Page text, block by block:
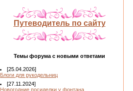
Путеводитель по сайту
Темы форума с новыми ответами
[25.04.2026]
Блоги для рукодельниц
[27.11.2024]
Новогодние посиделки у фонтана